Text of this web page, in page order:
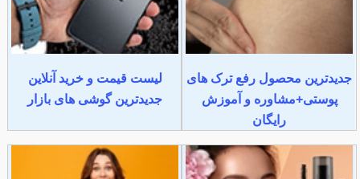
جدیدترین محصول رفع ترک های
پوستی+مشاوره و آموزش
رایگان
لیست قیمت و خرید آنلاین
جدیدترین گوشی های بازار